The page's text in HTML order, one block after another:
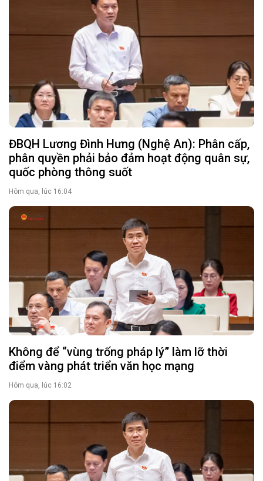
ĐBQH Lương Đình Hưng (Nghệ An): Phân cấp,
phân quyền phải bảo đảm hoạt động quân sự,
quốc phòng thông suốt
Hôm qua, lúc 16:04
Không để “vùng trống pháp lý” làm lỡ thời
điểm vàng phát triển văn học mạng
Hôm qua, lúc 16:02